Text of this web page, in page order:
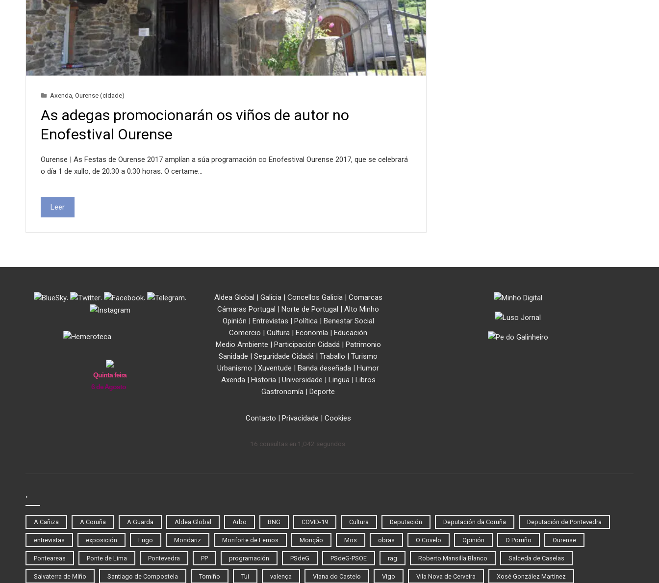
Axenda Ourense (cidade)
As adegas promocionarán os viños de autor no
Enofestival Ourense
Ourense | As Festas de Ourense 2017 amplían a súa programación co Enofestival Ourense 2017, que se celebrará
o día 1 de xullo, de 20:30 a 0:30 horas. O certame…
Leer
. . . .
Quinta feira
6 de Agosto
Aldea Global | Galicia| Concellos Galicia| Comarcas
Cámaras Portugal | Norte de Portugal | Alto Minho
Opinión | Entrevistas | Política| Benestar Social
Comercio | Cultura | Economía | Educación
Medio Ambiente | Participación Cidadá| Patrimonio
Sanidade | Seguridade Cidadá | Traballo | Turismo
Urbanismo | Xuventude | Banda deseñada | Humor
Axenda| Historia| Universidade | Lingua| Libros
Gastronomía | Deporte
Contacto | Privacidade | Cookies
16 consultas en 1,042 segundos.
.
A Cañiza A Coruña A Guarda Aldea Global Arbo BNG COVID-19 Cultura Deputación Deputación da Coruña Deputación de Pontevedra
entrevistas exposición Lugo Mondariz Monforte de Lemos Monção Mos obras O Covelo Opinión O Porriño Ourense
Ponteareas Ponte de Lima Pontevedra PP programación PSdeG PSdeG-PSOE rag Roberto Mansilla Blanco Salceda de Caselas
Salvaterra de Miño Santiago de Compostela Tomiño Tui valença Viana do Castelo Vigo Vila Nova de Cerveira Xosé González Martínez